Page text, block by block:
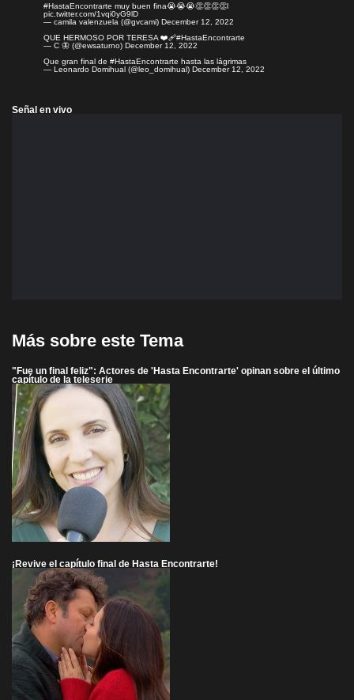
#HastaEncontrarte muy buen fina😭😭😭👏👏👏👏l
pic.twitter.com/1vqi0yG9lD
— camila valenzuela (@gvcami) December 12, 2022
QUE HERMOSO POR TERESA ❤️‍🩹#HastaEncontrarte
— C 🦋 (@ewsaturno) December 12, 2022
Que gran final de #HastaEncontrarte hasta las lágrimas
— Leonardo Domihual (@leo_domihual) December 12, 2022
Señal en vivo
Más sobre este Tema
"Fue un final feliz": Actores de 'Hasta Encontrarte' opinan sobre el último
capítulo de la teleserie
¡Revive el capítulo final de Hasta Encontrarte!